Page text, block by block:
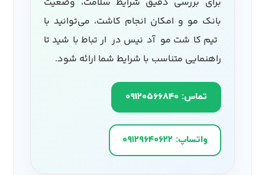
بانک مو و امکان انجام کاشت، می‌توانید با
تیم کاشت مو آدنیس در ارتباط باشید تا
راهنمایی متناسب با شرایط شما ارائه شود.
تماس: ۰۹۱۲۰۵۶۶۸۴۰
واتساپ: ۰۹۱۲۹۶۴۰۶۲۲